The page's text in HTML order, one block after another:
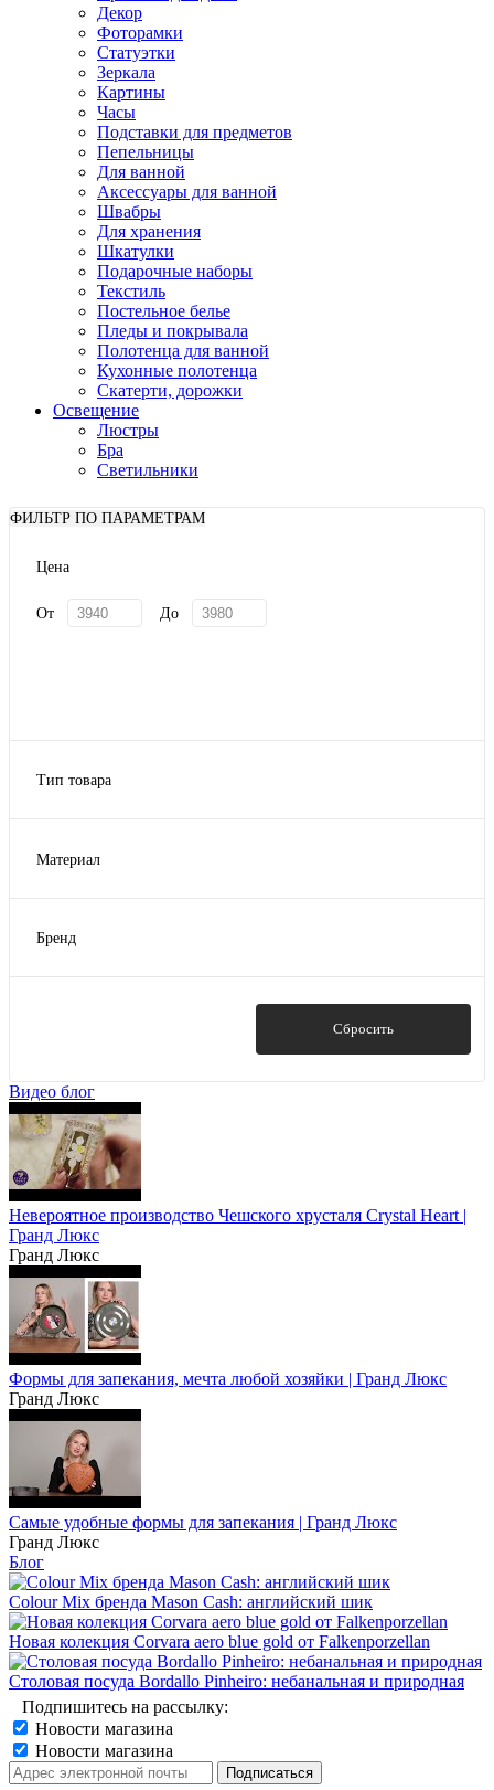
Декор
Фоторамки
Статуэтки
Зеркала
Картины
Часы
Подставки для предметов
Пепельницы
Для ванной
Аксессуары для ванной
Швабры
Для хранения
Шкатулки
Подарочные наборы
Текстиль
Постельное белье
Пледы и покрывала
Полотенца для ванной
Кухонные полотенца
Скатерти, дорожки
Освещение
Люстры
Бра
Светильники
ФИЛЬТР ПО ПАРАМЕТРАМ
Цена
От До
Тип товара
Материал
Бренд
Сбросить
Видео блог
Невероятное производство Чешского хрусталя Crystal Heart |
Гранд Люкс
Гранд Люкс
Формы для запекания, мечта любой хозяйки | Гранд Люкс
Гранд Люкс
Самые удобные формы для запекания | Гранд Люкс
Гранд Люкс
Блог
Colour Mix бренда Mason Cash: английский шик
Новая колекция Corvara aero blue gold от Falkenporzellan
Столовая посуда Bordallo Pinheiro: небанальная и природная
Подпишитесь на рассылку:
Новости магазина
Новости магазина